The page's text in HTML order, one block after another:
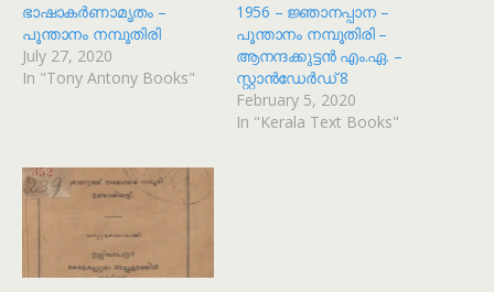
ഭാഷാകർണാമൃതം –
പൂന്താനം നമ്പൂതിരി
July 27, 2020
In "Tony Antony Books"
1956 – ജ്ഞാനപ്പാന –
പൂന്താനം നമ്പൂതിരി –
ആനന്ദക്കുട്ടൻ എം.ഏ. –
സ്റ്റാൻഡേർഡ് 8
February 5, 2020
In "Kerala Text Books"